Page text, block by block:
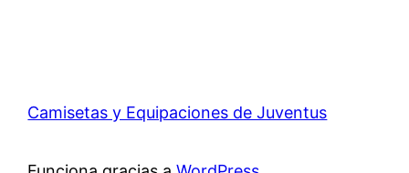
Camisetas y Equipaciones de Juventus